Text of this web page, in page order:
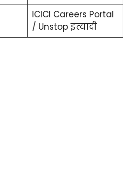
ICICI Careers Portal
/ Unstop इत्यादी